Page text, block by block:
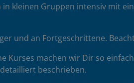
kleinen Gruppen intensiv mit
und an Fortgeschrittene.
Kurses machen wir Dir so
beschrieben.